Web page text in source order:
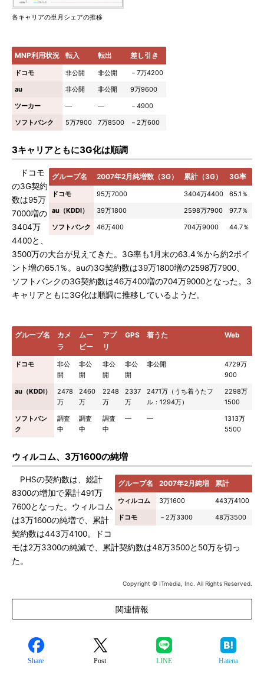
各キャリアの単月シェアの推移
MNP利用状況 転入 転出 差し引き
ドコモ 非公開 非公開
－7万4200
au
非公開 非公開
9万9600
ツーカー
― ―
－4900
ソフトバンク
5万7900 7万8500 －2万600
3キャリアともに3G化は順調
グループ名 2007年2月純増数（3G） 累計（3G） 3G率
ドコモ 95万7000 3404万4400
65.1％
au（KDDI）
39万1800 2598万7900
97.7％
ソフトバンク
46万400 704万9000 44.7％
ドコモ
の3G契約
数は95万
7000増の
3404万
4400と、
3500万の大台が見えてきた。3G率も1月末の63.4％から約2ポイ
ント増の65.1％。auの3G契約数は39万1800増の2598万7900、
ソフトバンクの3G契約数は46万400増の704万9000となった。3
キャリアともに3G化は順調に推移しているようだ。
グループ名
カメ
ラ
ムー
ビー
アプ
リ
GPS 着うた Web
ドコモ
非公
開
非公
開
非公
開
非公
開
非公開
4729万
900
au（KDDI）
2478
万
2460
万
2248
万
2337
万
2471万（うち着うたフ
ル：1294万）
2298万
1500
ソフトバン
ク
調査
中
調査
中
調査
中
― ―
1313万
5500
ウィルコム、3万1600の純増
グループ名 2007年2月純増 累計
ウィルコム 3万1600
443万4100
ドコモ
－2万3300 48万3500
PHSの契約数は、総計
8300の増加で累計491万
7600となった。ウィルコム
は3万1600の純増で、累計
契約数は443万4100。ドコ
モは2万3300の純減で、累計契約数は48万3500と50万を切っ
た。
Copyright © ITmedia, Inc. All Rights Reserved.
関連情報
Share Post LINE Hatena